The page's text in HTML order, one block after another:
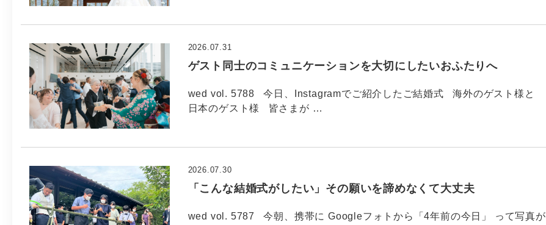
ゲスト同士のコミュニケーションを大切にしたいおふたりへ
2026.07.31
wed vol. 5788 今日、Instagramでご紹介したご結婚式 海外のゲスト様と
日本のゲスト様 皆さまが …
「こんな結婚式がしたい」その願いを諦めなくて大丈夫
2026.07.30
wed vol. 5787 今朝、携帯に Googleフォトから「4年前の今日」 って写真が